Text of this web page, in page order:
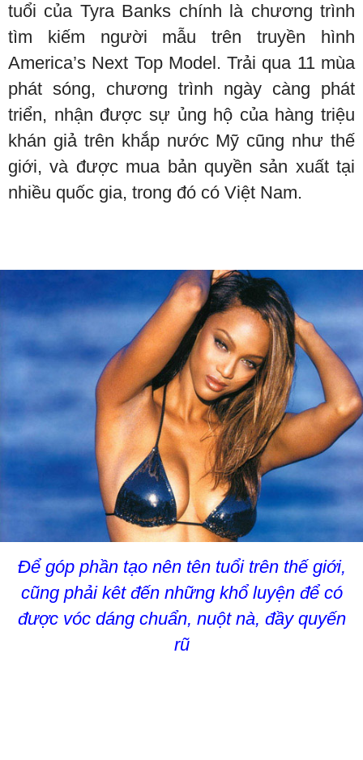
tuổi của Tyra Banks chính là chương trình
tìm kiếm người mẫu trên truyền hình
America’s Next Top Model. Trải qua 11 mùa
phát sóng, chương trình ngày càng phát
triển, nhận được sự ủng hộ của hàng triệu
khán giả trên khắp nước Mỹ cũng như thế
giới, và được mua bản quyền sản xuất tại
nhiều quốc gia, trong đó có Việt Nam.
Để góp phần tạo nên tên tuổi trên thế giới,
cũng phải kêt đến những khổ luyện để có
được vóc dáng chuẩn, nuột nà, đầy quyến
rũ